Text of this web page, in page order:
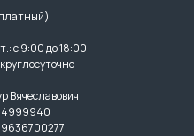
с 9:00 до 18:00
Вячеславович